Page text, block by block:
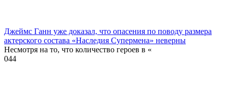
Джеймс Ганн уже доказал, что опасения по поводу размера
актерского состава «Наследия Супермена» неверны
Несмотря на то, что количество героев в «
044